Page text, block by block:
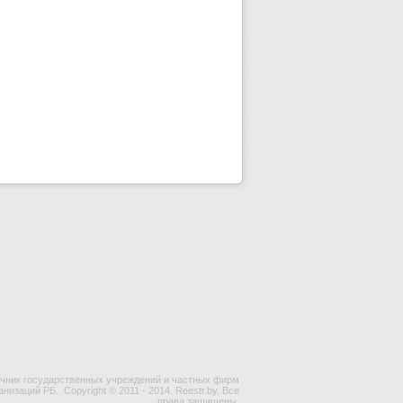
государственных учреждений и частных фирм
РБ.
Copyright © 2011 - 2014. Reestr.by. Все